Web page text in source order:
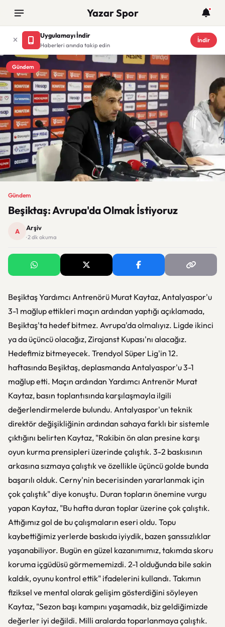
Yazar Spor
Uygulamayı İndir
Haberleri anında takip edin
İndir
Gündem
Gündem
Beşiktaş: Avrupa'da Olmak İstiyoruz
A Arşiv
· 2 dk okuma
Beşiktaş Yardımcı Antrenörü Murat Kaytaz, Antalyaspor'u
3-1 mağlup ettikleri maçın ardından yaptığı açıklamada,
Beşiktaş'ta hedef bitmez. Avrupa'da olmalıyız. Ligde ikinci
ya da üçüncü olacağız, Zirajanst Kupası'nı alacağız.
Hedefimiz bitmeyecek. Trendyol Süper Lig'in 12.
haftasında Beşiktaş, deplasmanda Antalyaspor'u 3-1
mağlup etti. Maçın ardından Yardımcı Antrenör Murat
Kaytaz, basın toplantısında karşılaşmayla ilgili
değerlendirmelerde bulundu. Antalyaspor'un teknik
direktör değişikliğinin ardından sahaya farklı bir sistemle
çıktığını belirten Kaytaz, "Rakibin ön alan presine karşı
oyun kurma prensipleri üzerinde çalıştık. 3-2 baskısının
arkasına sızmaya çalıştık ve özellikle üçüncü golde bunda
başarılı olduk. Cerny'nin becerisinden yararlanmak için
çok çalıştık" diye konuştu. Duran topların önemine vurgu
yapan Kaytaz, "Bu hafta duran toplar üzerine çok çalıştık.
Attığımız gol de bu çalışmaların eseri oldu. Topu
kaybettiğimiz yerlerde baskıda iyiydik, bazen şanssızlıklar
yaşanabiliyor. Bugün en güzel kazanımımız, takımda skoru
koruma içgüdüsü görmememizdi. 2-1 olduğunda bile sakin
kaldık, oyunu kontrol ettik" ifadelerini kullandı. Takımın
fiziksel ve mental olarak gelişim gösterdiğini söyleyen
Kaytaz, "Sezon başı kampını yaşamadık, biz geldiğimizde
değerler iyi değildi. Milli aralarda toparlanmaya çalıştık.